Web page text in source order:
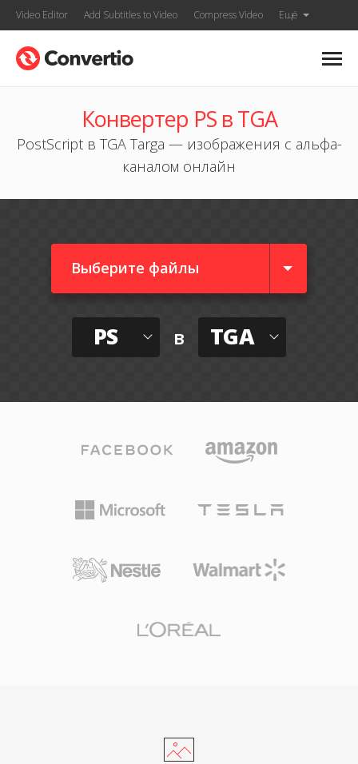
Video Editor Add Subtitles to Video Compress Video Ещё
Конвертер PS в TGA
PostScript в TGA Targa — изображения с альфа-
каналом онлайн
Выберите файлы
PS в TGA